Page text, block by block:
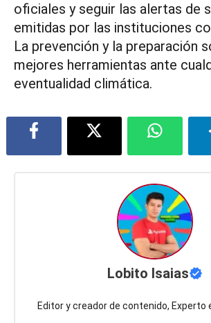
oficiales y seguir las alertas de
emitidas por las instituciones
La prevención y la preparación
mejores herramientas ante
eventualidad climática.
Lobito Isaias
Editor y creador de contenido, Experto